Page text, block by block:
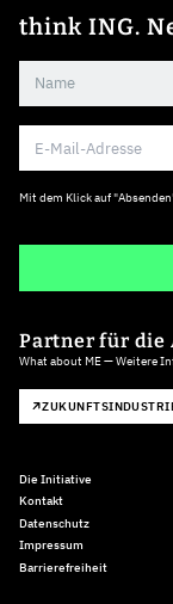
think ING.
Mit dem Klick auf
Partner für die
What about ME — Weitere
Die Initiative
Kontakt
Datenschutz
Impressum
Barrierefreiheit